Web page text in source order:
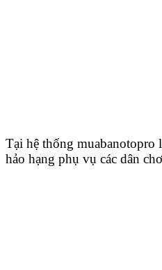
Tại hệ thống muabanotopro
hảo hạng phụ vụ các dân